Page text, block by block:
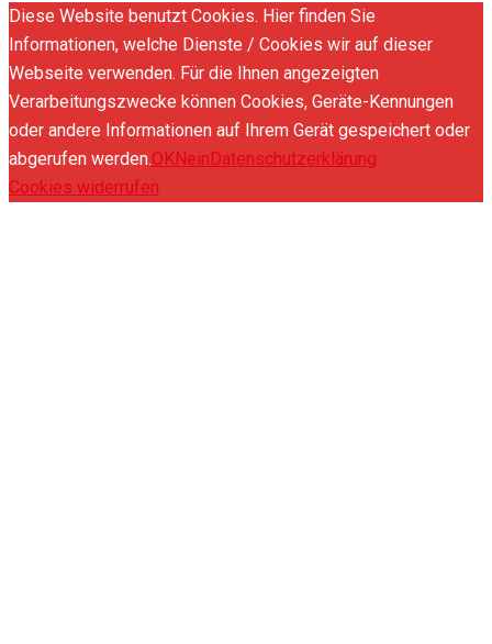
Diese Website benutzt Cookies. Hier finden Sie
Informationen, welche Dienste / Cookies wir auf dieser
Webseite verwenden. Für die Ihnen angezeigten
Verarbeitungszwecke können Cookies, Geräte-Kennungen
oder andere Informationen auf Ihrem Gerät gespeichert oder
abgerufen werden.OKNeinDatenschutzerklärung
Cookies widerrufen